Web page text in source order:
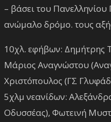
– βάσει του
ανώμαλο δρόμο. τους
10χλ. εφήβων: Δημήτρης
Μάριος Αναγνώστου
Χριστόπουλος (ΓΣ
5χλμ νεανίδων:
Οδυσσέας), Φωτεινή